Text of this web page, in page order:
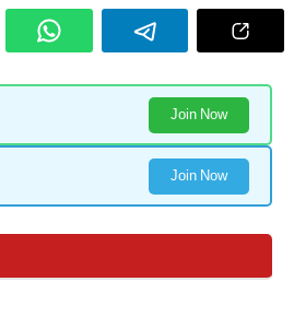
Join Now
Join Now